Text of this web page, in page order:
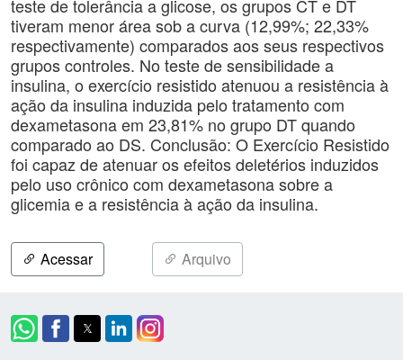
teste de tolerância a glicose, os grupos CT e DT
tiveram menor área sob a curva (12,99%; 22,33%
respectivamente) comparados aos seus respectivos
grupos controles. No teste de sensibilidade a
insulina, o exercício resistido atenuou a resistência à
ação da insulina induzida pelo tratamento com
dexametasona em 23,81% no grupo DT quando
comparado ao DS. Conclusão: O Exercício Resistido
foi capaz de atenuar os efeitos deletérios induzidos
pelo uso crônico com dexametasona sobre a
glicemia e a resistência à ação da insulina.
Acessar Arquivo